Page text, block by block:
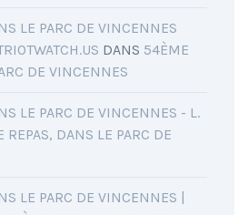
LE PARC DE VINCENNES
DANS 54ÈME
DE VINCENNES
LE PARC DE VINCENNES - L.
REPAS, DANS LE PARC DE
LE PARC DE VINCENNES |